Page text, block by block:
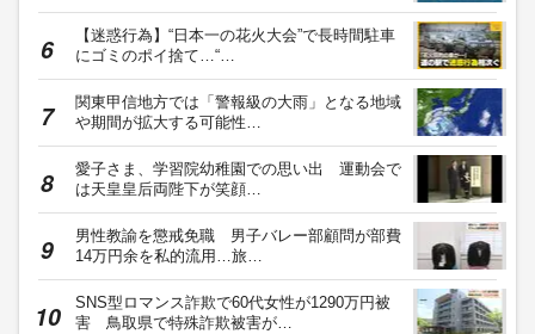
【迷惑行為】“日本一の花火大会”で長時間駐車
にゴミのポイ捨て…“…
関東甲信地方では「警報級の大雨」となる地域
や期間が拡大する可能性…
愛子さま、学習院幼稚園での思い出 運動会で
は天皇皇后両陛下が笑顔…
男性教諭を懲戒免職 男子バレー部顧問が部費
14万円余を私的流用…旅…
SNS型ロマンス詐欺で60代女性が1290万円被
害 鳥取県で特殊詐欺被害が…